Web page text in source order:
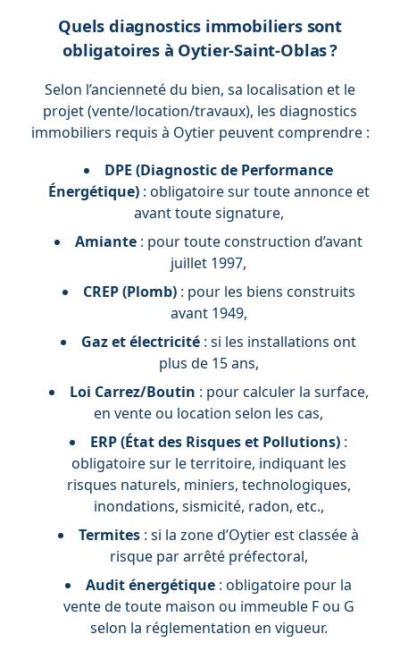
Quels diagnostics immobiliers sont
obligatoires à Oytier-Saint-Oblas ?
Selon l’ancienneté du bien, sa localisation et le
projet (vente/location/travaux), les diagnostics
immobiliers requis à Oytier peuvent comprendre :
DPE (Diagnostic de Performance
Énergétique): obligatoire sur toute annonce et
avant toute signature,
Amiante : pour toute construction d’avant
juillet 1997,
CREP (Plomb): pour les biens construits
avant 1949,
Gaz et électricité : si les installations ont
plus de 15 ans,
Loi Carrez/Boutin : pour calculer la surface,
en vente ou location selon les cas,
ERP (État des Risques et Pollutions) :
obligatoire sur le territoire, indiquant les
risques naturels, miniers, technologiques,
inondations, sismicité, radon, etc.,
Termites : si la zone d’Oytier est classée à
risque par arrêté préfectoral,
Audit énergétique : obligatoire pour la
vente de toute maison ou immeuble F ou G
selon la réglementation en vigueur.